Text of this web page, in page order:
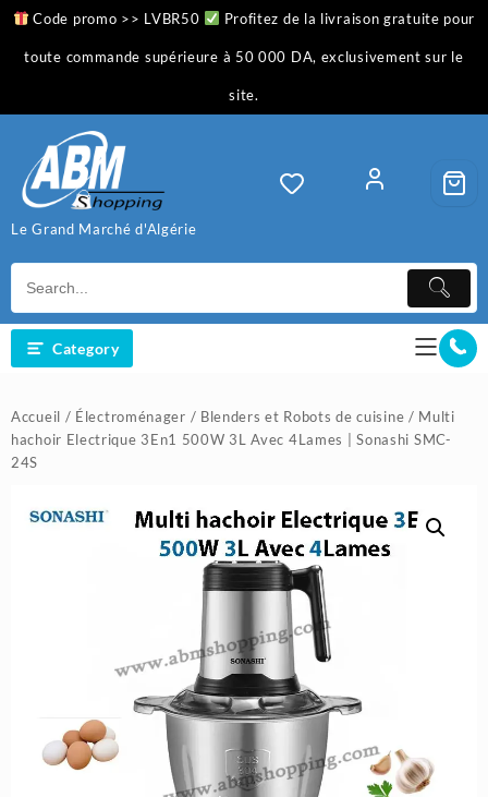
Skip
content
Code promo >> LVBR50 Profitez de la livraison gratuite pour
toute commande supérieure à 50 000 DA, exclusivement sur le
site.
Le Grand Marché d'Algérie
Category
Accueil / Électroménager / Blenders et Robots de cuisine / Multi
hachoir Electrique 3En1 500W 3L Avec 4Lames | Sonashi SMC-
24S